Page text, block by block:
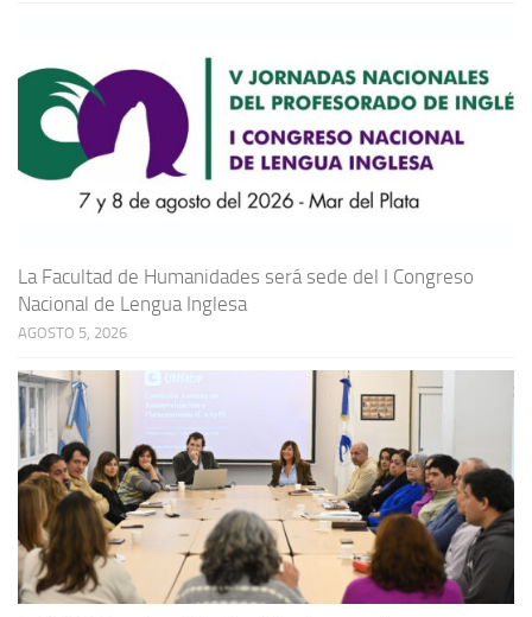
La Facultad de Humanidades será sede del I Congreso
Nacional de Lengua Inglesa
AGOSTO 5, 2026